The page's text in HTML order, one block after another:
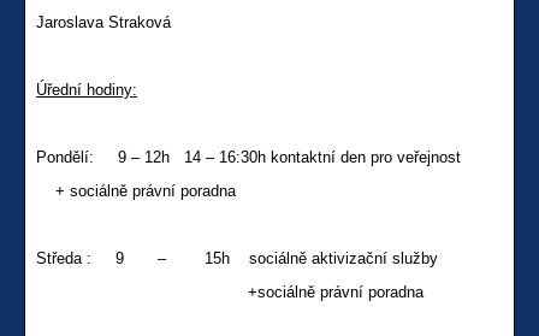
Jaroslava Straková
Úřední hodiny:
Pondělí: 9 – 12h 14 – 16:30h kontaktní den pro veřejnost
+ sociálně právní poradna
Středa : 9 – 15h sociálně aktivizační služby
+sociálně právní poradna